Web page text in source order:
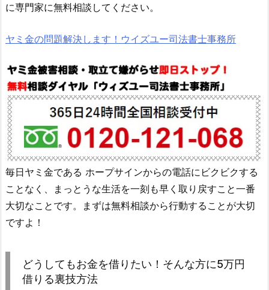
に専門家に無料相談してください。
ヤミ金の問題解決します！ウイズユー司法書士事務所
毎日ヤミ金である ホープサイン からの電話にビクビクする
ことなく、まっとうな生活を一刻も早く取り戻すこと一番
大切なことです。まずは無料相談から行動することが大切
ですよ！
どうしてもお金を借りたい！そんな方に5万円
借りる裏技方法